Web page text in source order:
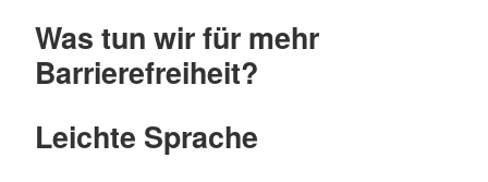
Was tun wir für mehr
Barrierefreiheit?
Leichte Sprache